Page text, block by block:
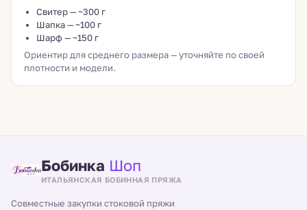
Свитер — ~300 г
Шапка — ~100 г
Шарф — ~150 г
Ориентир для среднего размера — уточняйте по своей
плотности и модели.
Бобинка Шоп
ИТАЛЬЯНСКАЯ БОБИННАЯ ПРЯЖА
Совместные закупки стоковой пряжи